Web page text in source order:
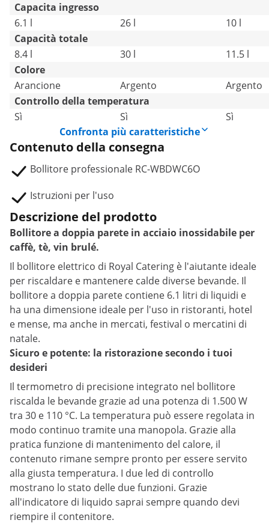
Capacita ingresso
6.1 l
26 l
10 l
Capacità totale
8.4 l
30 l
11.5 l
Colore
Arancione
Argento
Argento
Controllo della temperatura
Sì
Sì
Sì
Confronta più caratteristiche
Contenuto della consegna
Bollitore professionale RC-WBDWC6O
Istruzioni per l'uso
Descrizione del prodotto
Bollitore a doppia parete in acciaio inossidabile per
caffè, tè, vin brulé.
Il bollitore elettrico di Royal Catering è l'aiutante ideale
per riscaldare e mantenere calde diverse bevande. Il
bollitore a doppia parete contiene 6.1 litri di liquidi e
ha una dimensione ideale per l'uso in ristoranti, hotel
e mense, ma anche in mercati, festival o mercatini di
natale.
Sicuro e potente: la ristorazione secondo i tuoi
desideri
Il termometro di precisione integrato nel bollitore
riscalda le bevande grazie ad una potenza di 1.500 W
tra 30 e 110 °C. La temperatura può essere regolata in
modo continuo tramite una manopola. Grazie alla
pratica funzione di mantenimento del calore, il
contenuto rimane sempre pronto per essere servito
alla giusta temperatura. I due led di controllo
mostrano lo stato delle due funzioni. Grazie
all'indicatore di liquido saprai sempre quando devi
riempire il contenitore.